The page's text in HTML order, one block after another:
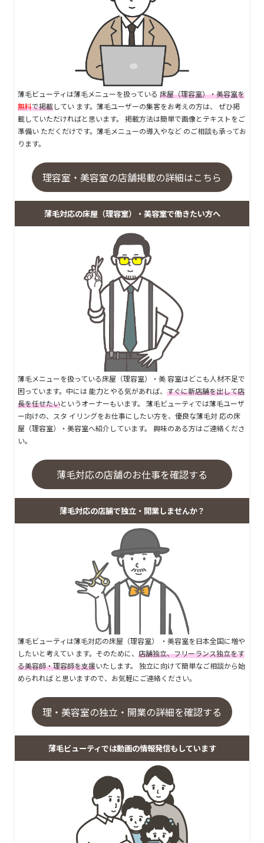
薄毛ビューティは薄毛メニューを扱っている 床屋（理容室）・美容室を
無料で掲載してい ます。薄毛ユーザーの集客をお考えの方は、 ぜひ掲
載していただければと思います。 掲載方法は簡単で画像とテキストをご
準備い ただくだけです。薄毛メニューの導入やなど のご相談も承ってお
ります。
理容室・美容室の店舗掲載の詳細はこちら
薄毛対応の床屋（理容室）・美容室で働きたい方へ
薄毛メニューを扱っている床屋（理容室）・美 容室はどこも人材不足で
困っています。中には 能力とやる気があれば、 すぐに新店舗を出して店
長を任せたいというオーナーもいます。 薄毛ビューティでは薄毛ユーザ
ー向けの、スタ イリングをお仕事にしたい方を、優良な薄毛対 応の床
屋（理容室）・美容室へ紹介しています。 興味のある方はご連絡くださ
い。
薄毛対応の店舗のお仕事を確認する
薄毛対応の店舗で独立・開業しませんか？
薄毛ビューティは薄毛対応の床屋（理容室） ・美容室を日本全国に増や
したいと考えてい ます。そのために、 店舗独立、フリーランス独立をす
る美容師・理容師を支援いたします。 独立に向けて簡単なご相談から始
められれば と思いますので、お気軽にご連絡ください。
理・美容室の独立・開業の詳細を確認する
薄毛ビューティでは動画の情報発信もしています